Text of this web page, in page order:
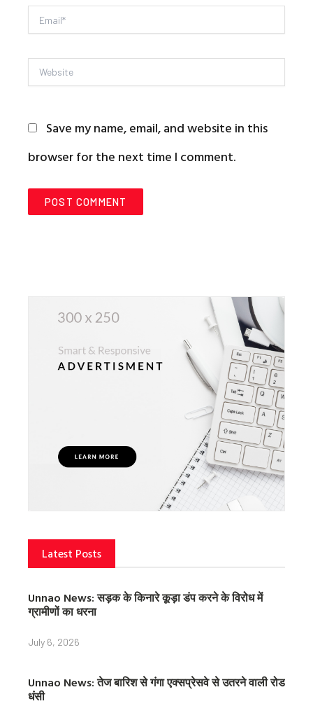
Email*
Website
Save my name, email, and website in this
browser for the next time I comment.
Latest Posts
Unnao News: सड़क के किनारे कूड़ा डंप करने के विरोध में
ग्रामीणों का धरना
July 6, 2026
Unnao News: तेज बारिश से गंगा एक्सप्रेसवे से उतरने वाली रोड
धंसी